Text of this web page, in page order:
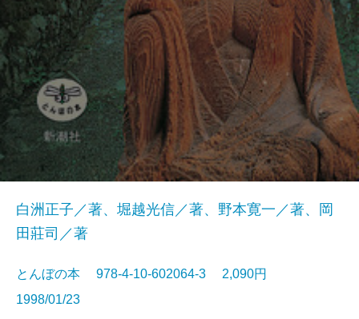
白洲正子／著、堀越光信／著、野本寛一／著、岡
田莊司／著
とんぼの本 978-4-10-602064-3 2,090円
1998/01/23